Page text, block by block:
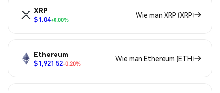
XRP
$1.04+0.00%
Wie man XRP (XRP)
Ethereum
$1,921.52-0.20%
Wie man Ethereum (ETH)